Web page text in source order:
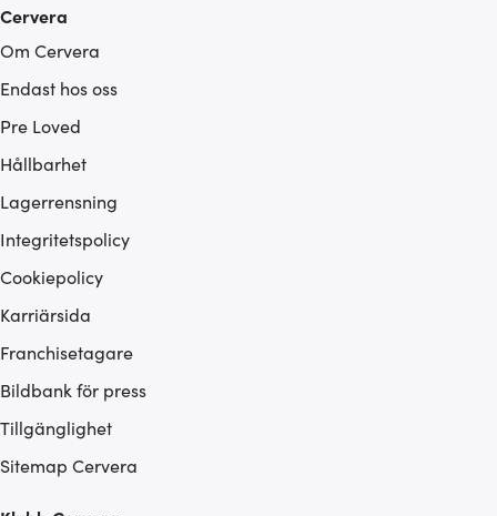
Cervera
Om Cervera
Endast hos oss
Pre Loved
Hållbarhet
Lagerrensning
Integritetspolicy
Cookiepolicy
Karriärsida
Franchisetagare
Bildbank för press
Tillgänglighet
Sitemap Cervera